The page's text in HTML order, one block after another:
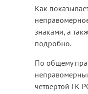
Как
знаками, а
подробно.
По общему
четвертой ГК